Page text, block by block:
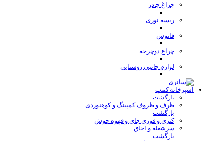
چراغ چادر
ریسه نوری
فانوس
چراغ دوچرخه
لوازم جانبی روشنایی
آشپزخانه کمپ
بازگشت
ظرف و ظروف کمپینگ و کوهنوردی
بازگشت
کتری و قوری چای و قهوه جوش
سرشعله و اجاق
بازگشت